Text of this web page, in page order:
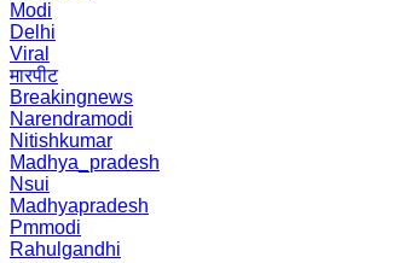
Modi
Delhi
Viral
मारपीट
Breakingnews
Narendramodi
Nitishkumar
Madhya_pradesh
Nsui
Madhyapradesh
Pmmodi
Rahulgandhi